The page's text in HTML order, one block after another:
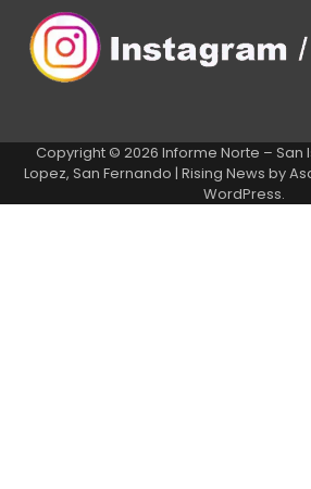
Copyright © 2026 Informe Norte – San
Lopez, San Fernando | Rising News by
WordPress.